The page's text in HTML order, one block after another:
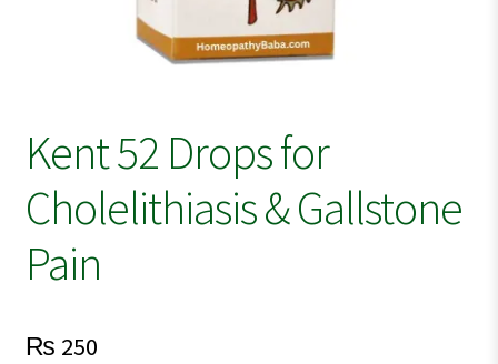
Kent 52 Drops for
Cholelithiasis & Gallstone
Pain
₨ 250